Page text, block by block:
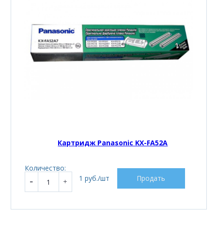
Картридж Panasonic KX-FA52A
Количество:
1 руб./шт
Продать